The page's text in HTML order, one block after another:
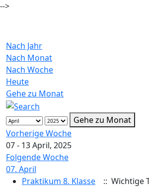
-->
Nach Jahr
Nach Monat
Nach Woche
Heute
Gehe zu Monat
Gehe zu Monat
Vorherige Woche
07 - 13 April, 2025
Folgende Woche
07. April
Praktikum 8. Klasse
:: Wichtige